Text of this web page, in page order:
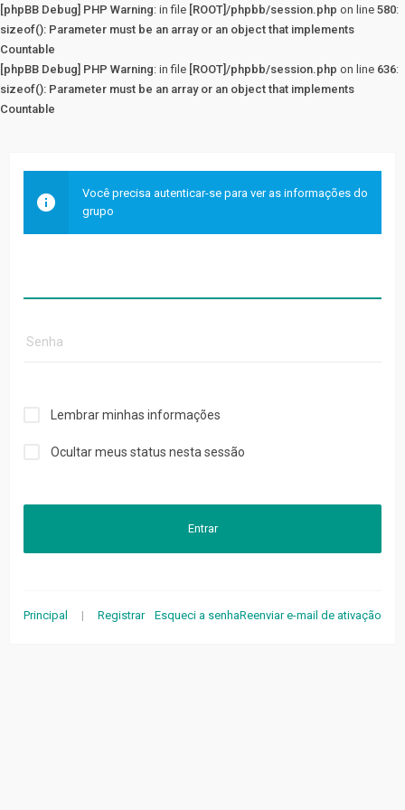
[phpBB Debug] PHP Warning: in file [ROOT]/phpbb/session.php on line 580:
sizeof(): Parameter must be an array or an object that implements
Countable
[phpBB Debug] PHP Warning: in file [ROOT]/phpbb/session.php on line 636:
sizeof(): Parameter must be an array or an object that implements
Countable
Você precisa autenticar-se para ver as informações do
grupo
Lembrar minhas informações
Ocultar meus status nesta sessão
Entrar
Principal | Registrar Esqueci a senhaReenviar e-mail de ativação